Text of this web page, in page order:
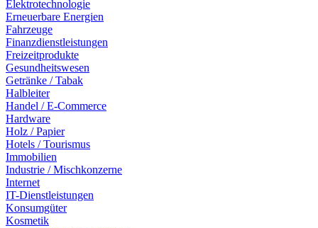
Elektrotechnologie
Erneuerbare Energien
Fahrzeuge
Finanzdienstleistungen
Freizeitprodukte
Gesundheitswesen
Getränke / Tabak
Halbleiter
Handel / E-Commerce
Hardware
Holz / Papier
Hotels / Tourismus
Immobilien
Industrie / Mischkonzerne
Internet
IT-Dienstleistungen
Konsumgüter
Kosmetik